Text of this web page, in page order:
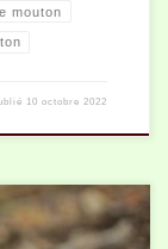
mouton
10 octobre 2022